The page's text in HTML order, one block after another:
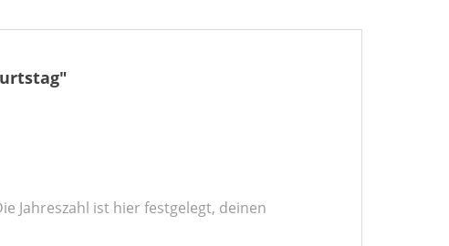
Jahreszahl ist hier festgelegt, deinen